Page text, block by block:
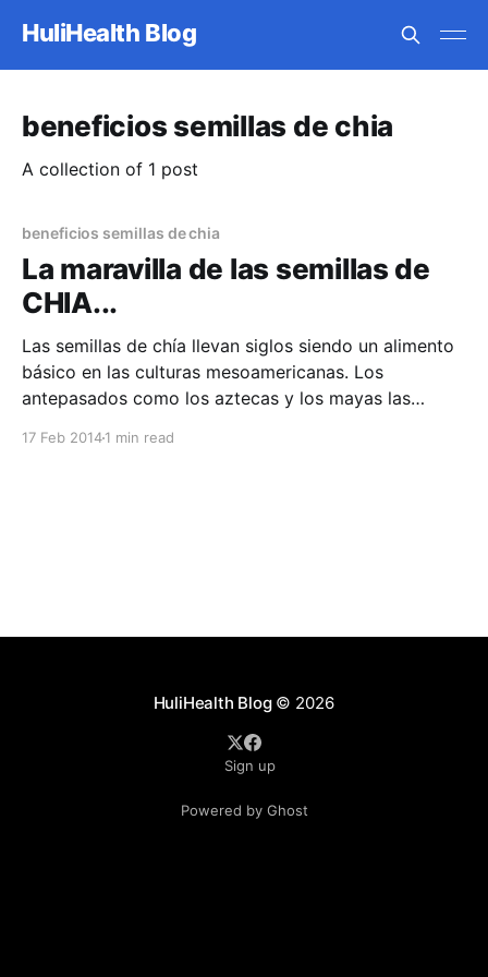
HuliHealth Blog
beneficios semillas de chia
A collection of 1 post
beneficios semillas de chia
La maravilla de las semillas de
CHIA...
Las semillas de chía llevan siglos siendo un alimento
básico en las culturas mesoamericanas. Los
antepasados como los aztecas y los mayas las
17 Feb 20141 min read
HuliHealth Blog© 2026
Sign up
Powered by Ghost